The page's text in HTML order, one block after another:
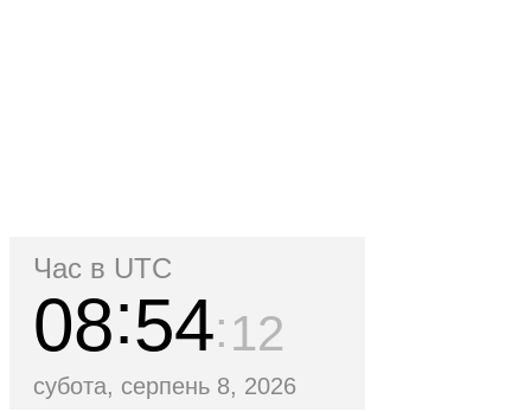
Час в UTC
08 54 12
субота, серпень 8, 2026